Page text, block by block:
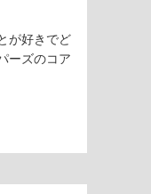
が好きでど
ーズのコア